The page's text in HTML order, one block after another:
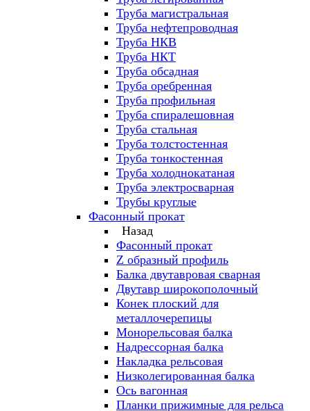
Труба магистральная
Труба нефтепроводная
Труба НКВ
Труба НКТ
Труба обсадная
Труба оребренная
Труба профильная
Труба спиралешовная
Труба стальная
Труба толстостенная
Труба тонкостенная
Труба холоднокатаная
Труба электросварная
Трубы круглые
Фасонный прокат
Назад
Фасонный прокат
Z образный профиль
Балка двутавровая сварная
Двутавр широкополочный
Конек плоский для
металлочерепицы
Монорельсовая балка
Надрессорная балка
Накладка рельсовая
Низколегированная балка
Ось вагонная
Планки прижимные для рельса